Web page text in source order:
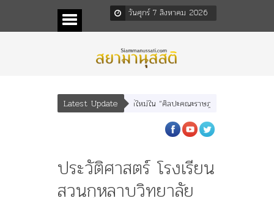
วันศุกร์ 7 สิงหาคม 2026
Latest Update
ะ “เทพีรัฐธรรมนูญ” เทพองค์ใหม่ใน “ศิลปะคณะราษฎร” พระราชมารดา ผู้ทรงปิด
ประวัติศาสตร์ โรงเรียน
สวนกุหลาบวิทยาลัย